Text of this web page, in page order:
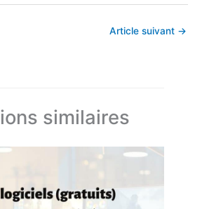
Article suivant →
similaires